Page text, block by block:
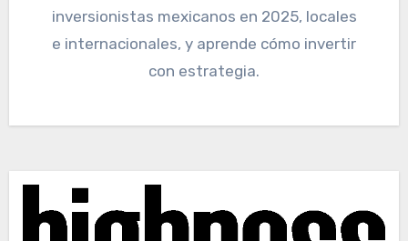
inversionistas mexicanos en 2025, locales
e internacionales, y aprende cómo invertir
con estrategia.